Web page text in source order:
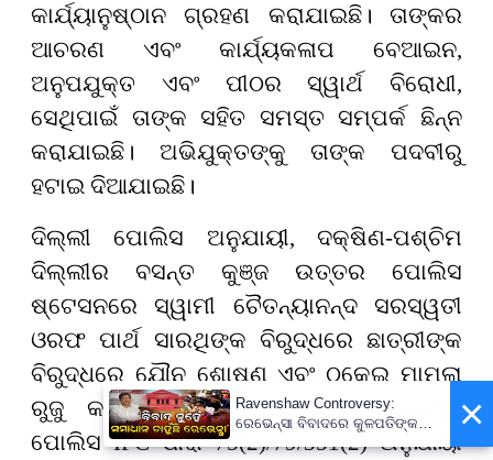
କାର୍ଯ୍ୟାନୁଷ୍ଠାନ ଗ୍ରହଣ କରାଯାଇଛି। ତାଙ୍କର
ଆଚରଣ ଏବଂ କାର୍ଯ୍ୟକଳାପ ବେଆଇନ,
ଅନୁପଯୁକ୍ତ ଏବଂ ପୀଠର ସ୍ୱାର୍ଥ ବିରୋଧୀ,
ସେଥିପାଇଁ ତାଙ୍କ ସହିତ ସମସ୍ତ ସମ୍ପର୍କ ଛିନ୍ନ
କରାଯାଇଛି। ଅଭିଯୁକ୍ତଙ୍କୁ ତାଙ୍କ ପଦବୀରୁ
ହଟାଇ ଦିଆଯାଇଛି।
ଦିଲ୍ଲୀ ପୋଲିସ ଅନୁଯାୟୀ, ଦକ୍ଷିଣ-ପଶ୍ଚିମ
ଦିଲ୍ଲୀର ବସନ୍ତ କୁଞ୍ଜ ଉତ୍ତର ପୋଲିସ
ଷ୍ଟେସନରେ ସ୍ୱାମୀ ଚୈତନ୍ୟାନନ୍ଦ ସରସ୍ୱତୀ
ଓରଫ ପାର୍ଥ ସାରଥିଙ୍କ ବିରୁଦ୍ଧରେ ଛାତ୍ରୀଙ୍କ
ବିରୁଦ୍ଧରେ ଯୌନ ଶୋଷଣ ଏବଂ ଠକେଇ ମାମଲା
ରୁଜୁ କରାଯାଇଛି। ଅଭିଯୋଗ ପରେ, ଦିଲ୍ଲୀ
ପୋଲିସ IPC ଧାରା 75(2)/79/351(2) ଅନୁଯାୟୀ
×
Ravenshaw Controversy:
ରେଭେନ୍ସା ବିବାଦରେ କୁଳପତିଙ୍କ
ପ୍ରଥମ ପ୍ରତିକ୍ରିୟା- 'ଅନାବଶ୍ୟକ